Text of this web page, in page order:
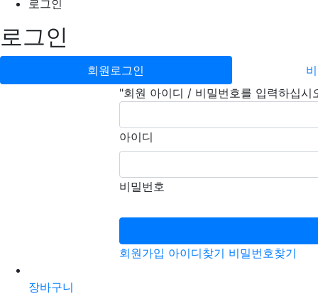
로그인
로그인
회원로그인
"회원 아이디 / 비밀번호를 입력하십시
아이디
비밀번호
회원가입 아이디찾기 비밀번호찾기
장바구니